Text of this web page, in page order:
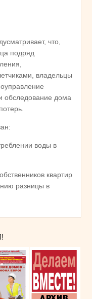
что,
подряд
владельцы
обследование дома
воды в
квартир
разницы в